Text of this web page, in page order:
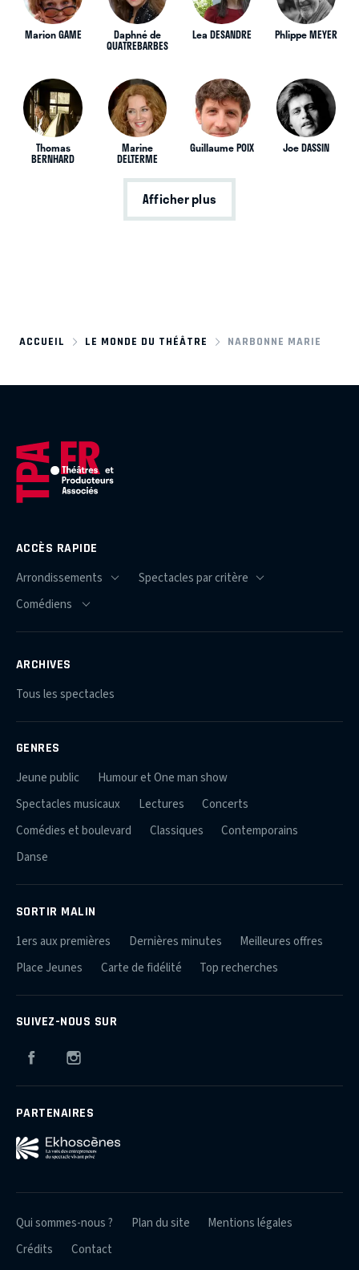
Marion GAME Daphné de
QUATREBARBES
Lea DESANDRE Phlippe MEYER
Thomas
BERNHARD
Marine
DELTERME
Guillaume POIX Joe DASSIN
Afficher plus
ACCUEIL LE MONDE DU THÉÂTRE NARBONNE MARIE
ACCÈS RAPIDE
ARCHIVES
Tous les spectacles
GENRES
Jeune public
Humour et One man show
Spectacles musicaux
Lectures
Concerts
Comédies et boulevard
Classiques
Contemporains
Danse
SORTIR MALIN
1ers aux premières Dernières minutes
Meilleures offres
Place Jeunes
Carte de fidélité Top recherches
SUIVEZ-NOUS SUR
Facebook
PARTENAIRES
Qui sommes-nous ? Plan du site
Mentions légales
Crédits
Contact